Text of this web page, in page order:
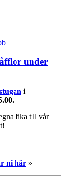
under
i
fika till vår
ni här »